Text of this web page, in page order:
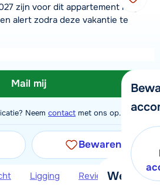
We
zijn voor dit appartement nog
alert zodra deze vakantie te
Mail mij
Neem contact met ons op.
Bewaren
Ligging Reviews